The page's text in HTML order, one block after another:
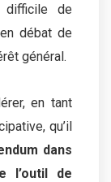
difficile de
débat de
général.
en tant
qu’il
dans
l’outil de